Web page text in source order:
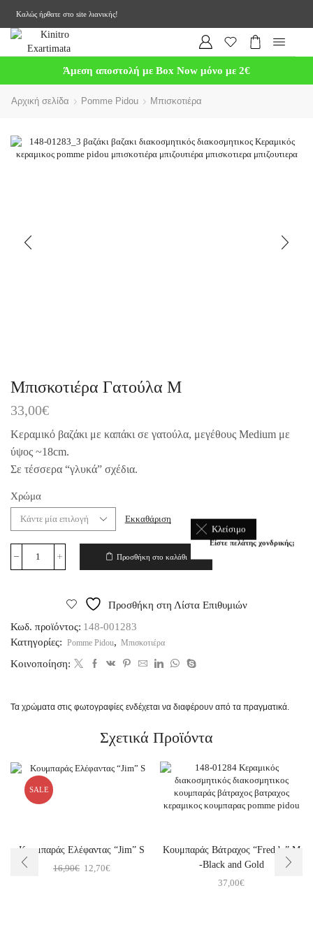
Κλείσιμο
Είστε πελάτης χονδρικής;
Καλώς ήρθατε στο site λιανικής!
Άμεση αποστολή με Box Now μόνο με 2€
Αρχική σελίδα Pomme Pidou Μπισκοτιέρα
Μπισκοτιέρα Γατούλα Μ
33,00€
Κεραμικό βαζάκι με καπάκι σε γατούλα, μεγέθους Medium με
ύψος ~18cm.
Σε τέσσερα “γλυκά” σχέδια.
Χρώμα
Εκκαθάριση
Προσθήκη στο καλάθι
Προσθήκη στη Λίστα Επιθυμιών
Κωδ. προϊόντος: 148-001283
Κατηγορίες: Pomme Pidou, Μπισκοτιέρα
Κοινοποίηση:
Τα χρώματα στις φωτογραφίες ενδέχεται να διαφέρουν από τα πραγματικά.
Σχετικά Προϊόντα
SALE
Κουμπαράς Ελέφαντας “Jim” S
16,90€ 12,70€
Κουμπαράς Βάτραχος “Freddy” M
-Black and Gold
37,00€